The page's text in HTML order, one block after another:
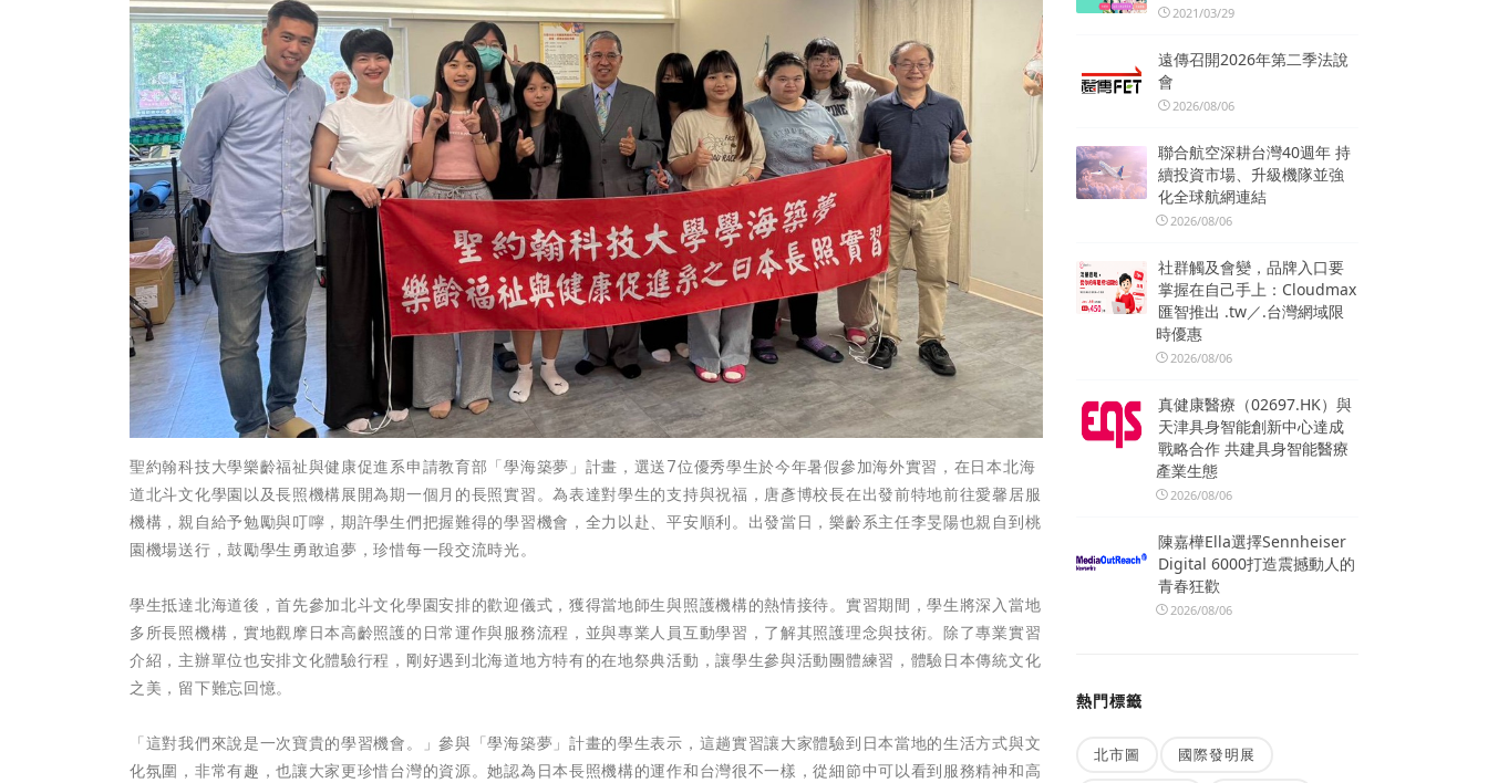
聖約翰科技大學樂齡福祉與健康促進系申請教育部「學海築夢」計畫，選送7位優秀學生於今年暑假參加海外實習，在日本北海
道北斗文化學園以及長照機構展開為期一個月的長照實習。為表達對學生的支持與祝福，唐彥博校長在出發前特地前往愛馨居服
機構，親自給予勉勵與叮嚀，期許學生們把握難得的學習機會，全力以赴、平安順利。出發當日，樂齡系主任李旻陽也親自到桃
園機場送行，鼓勵學生勇敢追夢，珍惜每一段交流時光。
學生抵達北海道後，首先參加北斗文化學園安排的歡迎儀式，獲得當地師生與照護機構的熱情接待。實習期間，學生將深入當地
多所長照機構，實地觀摩日本高齡照護的日常運作與服務流程，並與專業人員互動學習，了解其照護理念與技術。除了專業實習
介紹，主辦單位也安排文化體驗行程，剛好遇到北海道地方特有的在地祭典活動，讓學生參與活動團體練習，體驗日本傳統文化
之美，留下難忘回憶。
「這對我們來說是一次寶貴的學習機會。」參與「學海築夢」計畫的學生表示，這趟實習讓大家體驗到日本當地的生活方式與文
化氛圍，非常有趣，也讓大家更珍惜台灣的資源。她認為日本長照機構的運作和台灣很不一樣，從細節中可以看到服務精神和高
2021/03/29
遠傳召開2026年第二季法說
會
2026/08/06
聯合航空深耕台灣40週年 持
續投資市場、升級機隊並強
化全球航網連結
2026/08/06
社群觸及會變，品牌入口要
掌握在自己手上：Cloudmax
匯智推出 .tw／.台灣網域限
時優惠
2026/08/06
真健康醫療（02697.HK）與
天津具身智能創新中心達成
戰略合作 共建具身智能醫療
產業生態
2026/08/06
陳嘉樺Ella選擇Sennheiser
Digital 6000打造震撼動人的
青春狂歡
2026/08/06
熱門標籤
北市圖 國際發明展